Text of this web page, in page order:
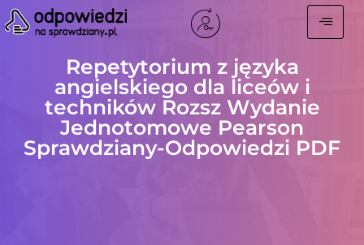
Repetytorium z języka
angielskiego dla liceów i
techników Rozsz Wydanie
Jednotomowe Pearson
Sprawdziany-Odpowiedzi PDF